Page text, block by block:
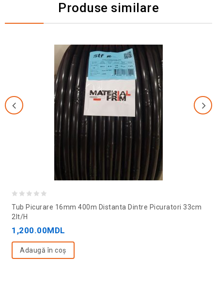
Produse similare
out
of
Tub Picurare 16mm 400m Distanta Dintre Picuratori 33cm
2lt/H
1,200.00MDL
Adaugă în coș